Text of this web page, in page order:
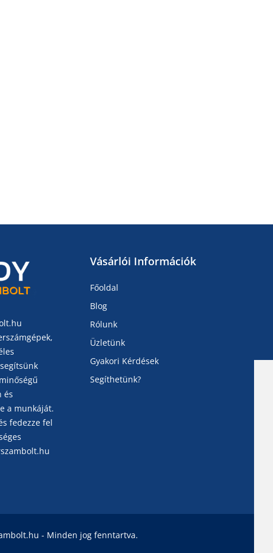
és
a munkáját.
fedezze fel
Vásárlói Információk
Főoldal
Blog
Rólunk
Üzletünk
Gyakori Kérdések
Segíthetünk?
- Minden jog fenntartva.